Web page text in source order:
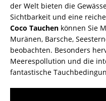
der Welt bieten die
Sichtbarkeit und eine
Coco Tauchen können Sie
Muränen, Barsche,
beobachten. Besonders
Meerespollution und die
fantastische